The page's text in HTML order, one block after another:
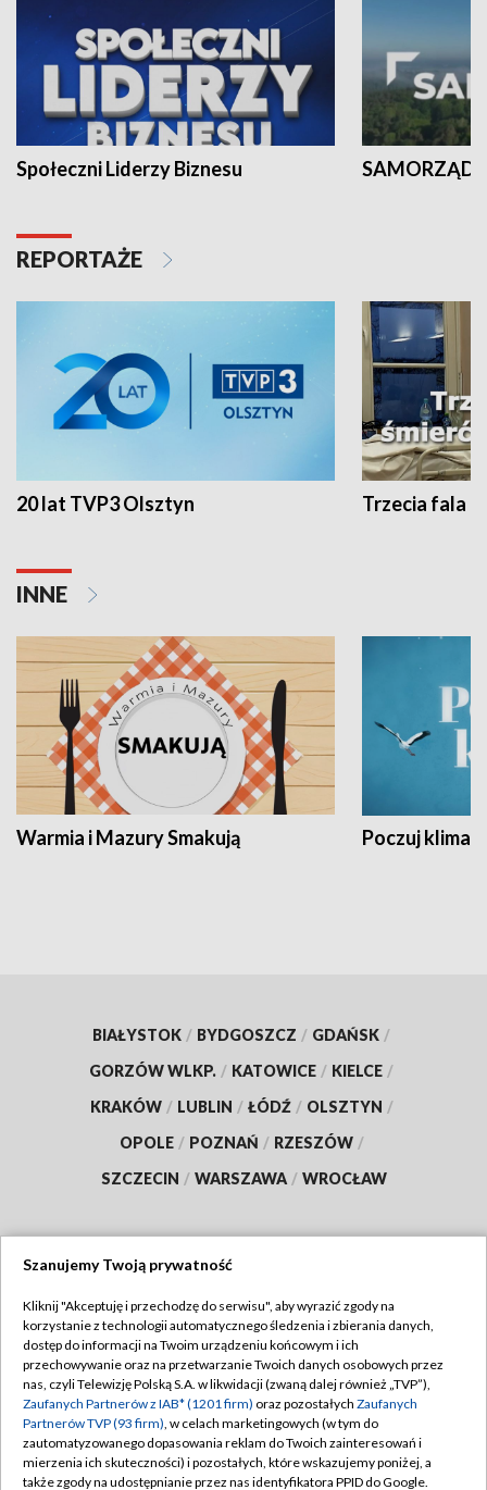
Społeczni Liderzy Biznesu SAMORZĄD
REPORTAŻE
20 lat TVP3 Olsztyn Trzecia fala -
INNE
Warmia i Mazury Smakują Poczuj klimat
BIAŁYSTOK / BYDGOSZCZ / GDAŃSK /
GORZÓW WLKP. / KATOWICE / KIELCE /
KRAKÓW / LUBLIN / ŁÓDŹ / OLSZTYN /
OPOLE / POZNAŃ / RZESZÓW /
SZCZECIN / WARSZAWA / WROCŁAW
TVP
Abonament TVP
Emisja w TVP
Centrum informacji TVP
Naziemna Telewizja Cyfrowa
Regulamin TVP
Polityka prywatności
Moje zgody
Pomoc
Szanujemy Twoją prywatność
Kliknij "Akceptuję i przechodzę do serwisu", aby wyrazić zgody na
korzystanie z technologii automatycznego śledzenia i zbierania danych,
dostęp do informacji na Twoim urządzeniu końcowym i ich
przechowywanie oraz na przetwarzanie Twoich danych osobowych przez
nas, czyli Telewizję Polską S.A. w likwidacji (zwaną dalej również „TVP”),
Zaufanych Partnerów z IAB* (1201 firm) oraz pozostałych Zaufanych
Partnerów TVP (93 firm), w celach marketingowych (w tym do
zautomatyzowanego dopasowania reklam do Twoich zainteresowań i
mierzenia ich skuteczności) i pozostałych, które wskazujemy poniżej, a
także zgody na udostępnianie przez nas identyfikatora PPID do Google.